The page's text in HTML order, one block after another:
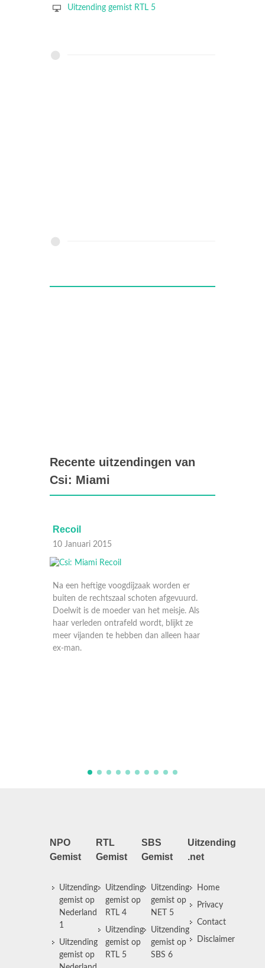
Uitzending gemist RTL 5
Recente uitzendingen van
Csi: Miami
worden er
schoten afgevuurd.
van het meisje. Als
wordt, blijkt ze
dan alleen haar
10 Januari 2015
NPO
Gemist
Uitzending
gemist op
Nederland
1
Uitzending
gemist op
RTL
Gemist
Uitzending
gemist op
RTL 4
Uitzending
gemist op
RTL 5
SBS
Gemist
Uitzending
gemist op
NET 5
Uitzending
gemist op
SBS 6
Uitzending
.net
Home
Privacy
Contact
Disclaimer